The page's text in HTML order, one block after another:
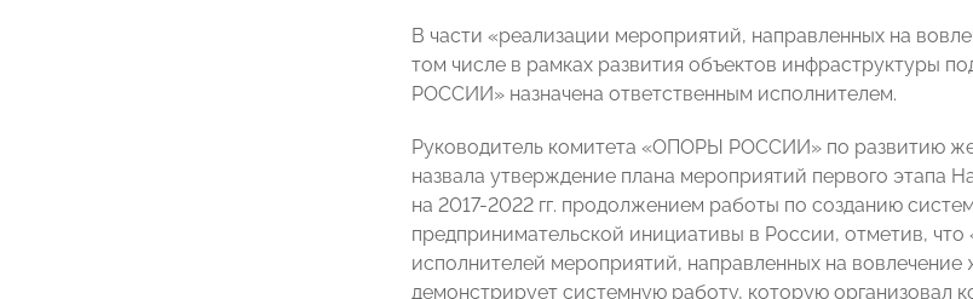
В части «реализации мероприятий, направленных на
том числе в рамках развития объектов инфраструктуры
РОССИИ» назначена ответственным исполнителем.
Руководитель комитета «ОПОРЫ РОССИИ» по развитию
назвала утверждение плана мероприятий первого этапа
на 2017-2022 гг. продолжением работы по созданию
предпринимательской инициативы в России, отметив,
исполнителей мероприятий, направленных на
демонстрирует системную работу, которую организовал